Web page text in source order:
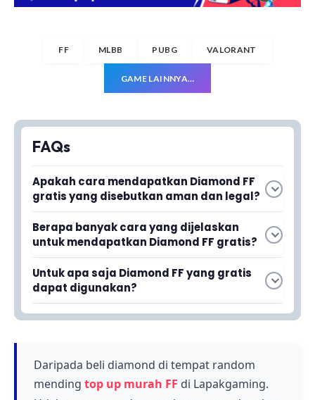
FF MLBB PUBG VALORANT
GAME LAINNYA…
FAQs
Apakah cara mendapatkan Diamond FF
gratis yang disebutkan aman dan legal?
Ya, semua cara yang dibahas dalam artikel
telah dijamin legal dan permanen tanpa
penipuan. Anda dapat menggunakan metode-
metode ini tanpa khawatir akan diblokir atau
terkena sanksi dari pihak Garena.
Berapa banyak cara yang dijelaskan
untuk mendapatkan Diamond FF gratis?
Artikel ini menyediakan 7 cara berbeda untuk
mendapatkan Diamond Free Fire secara gratis.
Setiap cara telah diverifikasi sebagai metode
yang aman dan efektif.
Untuk apa saja Diamond FF yang gratis
dapat digunakan?
Diamond FF gratis dapat digunakan untuk
Ini memungkinkan Anda untuk meningkatkan
kualitas bermain tanpa mengeluarkan biaya
tambahan.
Daripada beli diamond di tempat random
mending top up murah FF di Lapakgaming.